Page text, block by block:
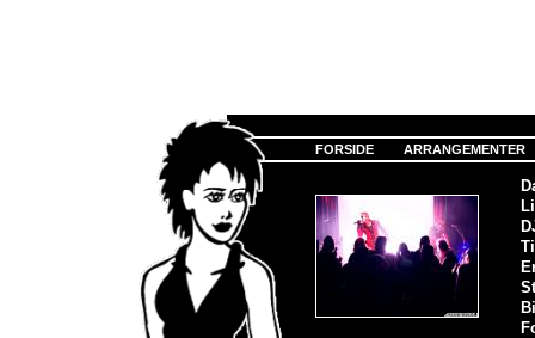
FORSIDE ARRANGEMENTER